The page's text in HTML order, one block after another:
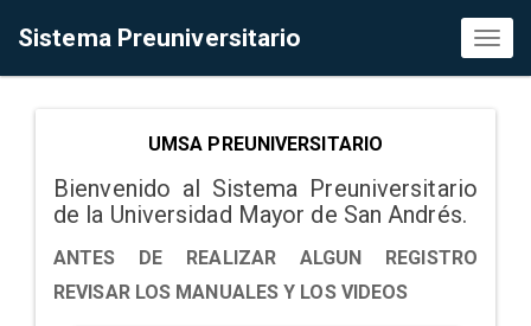
Sistema Preuniversitario
UMSA PREUNIVERSITARIO
Bienvenido al Sistema Preuniversitario
de la Universidad Mayor de San Andrés.
ANTES DE REALIZAR ALGUN REGISTRO
REVISAR LOS MANUALES Y LOS VIDEOS